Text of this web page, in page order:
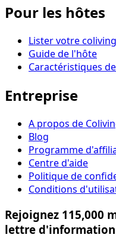
Pour les hôtes
Lister votre coliving
Guide de l'hôte
Caractéristiques
Entreprise
A propos de
Blog
Programme
Centre d'aide
Politique de
Conditions
Rejoignez 115,000
lettre d'information